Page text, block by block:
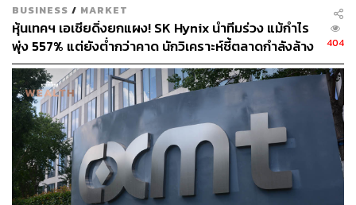
อ้างอิง:
https://www.bloomberg.com/news/articles/2023-05-0
1/warren-buffett-can-beat-s-p-500-help-fight-off-rece
ssion-fears-investors-say?srnd=premium-asia&sref=
CVqPBMVg
สามารถติดตาม THE STANDARD WEALTH
ผ่านแอปพลิเคชันต่างๆ ที่คุณสะดวกหรือใช้งานอยู่แล้วได้เลย
BUSINESS / MARKET
หุ้นเทคฯ เอเชียดิ่งยกแผง! SK Hynix นำทีมร่วง แม้กำไร
พุ่ง 557% แต่ยังต่ำกว่าคาด นักวิเคราะห์ชี้ตลาดกำลังล้าง
‘ฟองสบู่’ AI
404